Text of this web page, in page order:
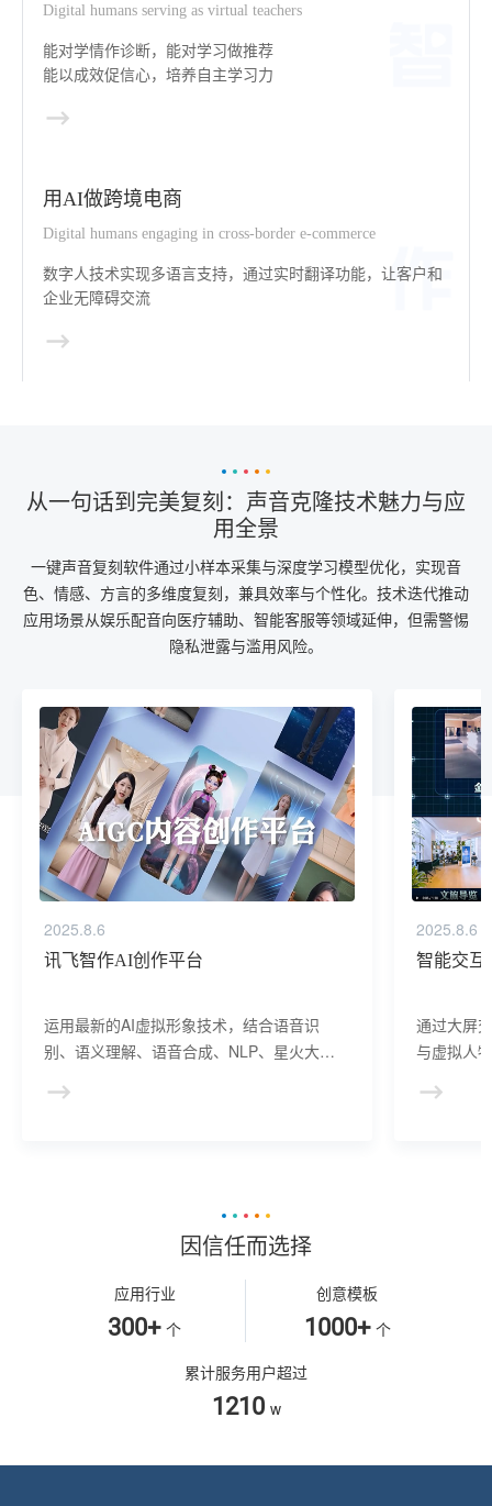
Digital humans serving as virtual teachers
能对学情作诊断，能对学习做推荐
能以成效促信心，培养自主学习力
用AI做跨境电商
Digital humans engaging in cross-border e-commerce
数字人技术实现多语言支持，通过实时翻译功能，让客户和
企业无障碍交流
从一句话到完美复刻：声音克隆技术魅力与应
用全景
一键声音复刻软件通过小样本采集与深度学习模型优化，实现音
色、情感、方言的多维度复刻，兼具效率与个性化。技术迭代推动
应用场景从娱乐配音向医疗辅助、智能客服等领域延伸，但需警惕
隐私泄露与滥用风险。
2025.8.6
讯飞智作AI创作平台
运用最新的AI虚拟形象技术，结合语音识
别、语义理解、语音合成、NLP、星火大模
建、AI驱动、多模态交互的多场景虚拟人产
2025.8.6
智能交互
通过大屏
与虚拟人
景，可广
因信任而选择
应用行业
300+ 个
创意模板
1000+ 个
累计服务用户超过
1210 w